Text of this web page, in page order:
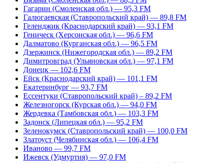
Гагарин (Смоленская обл.) — 95,3 FM
Галюгаевская (Ставропольский край) — 89,8 FM
Геленджик (Краснодарский край) — 93,1 FM
Геническ (Херсонская обл.) — 96,6 FM
Далматово (Курганская обл.) — 96,5 FM
Дзержинск (Нижегородская обл.) — 89,2 FM
Димитровград (Ульяновская обл.) — 97,1 FM
Донецк — 102,6 FM
Ейск (Краснодарский край) — 101,1 FM
Екатеринбург — 93,7 FM
Ессентуки (Ставропольский край) – 89,2 FM
Железногорск (Курская обл.) — 94,0 FM
Жердевка (Тамбовская обл.) — 103,3 FM
Задонск (Липецкая обл.) — 95,2 FM
Зеленокумск (Ставропольский край) — 100,0 FM
Златоуст (Челябинская обл.) — 106,4 FM
Иваново — 99,7 FM
Ижевск (Удмуртия) — 97,0 FM